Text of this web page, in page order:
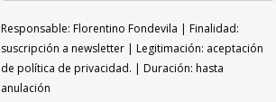
Responsable: Florentino Fondevila | Finalidad:
suscripción a newsletter | Legitimación: aceptación
de política de privacidad. | Duración: hasta
anulación